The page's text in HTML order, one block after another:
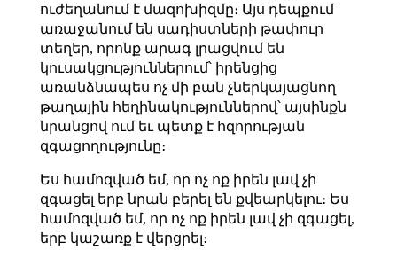
ուժեղանում է մազոխիզմը։ Այս դեպքում
առաջանում են սադիստների թափուր
տեղեր, որոնք արագ լրացվում են
կուսակցություններում՝ իրենցից
առանձնապես ոչ մի բան չներկայացնող
թաղային հեղինակություններով՝ այսինքն
նրանցով ում եւ պետք է հզորության
զգացողությունը։
Ես համոզված եմ, որ ոչ ոք իրեն լավ չի
զգացել երբ նրան բերել են քվեարկելու։ Ես
համոզված եմ, որ ոչ ոք իրեն լավ չի զգացել,
երբ կաշառք է վերցրել։